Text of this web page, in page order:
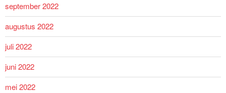
september 2022
augustus 2022
juli 2022
juni 2022
mei 2022